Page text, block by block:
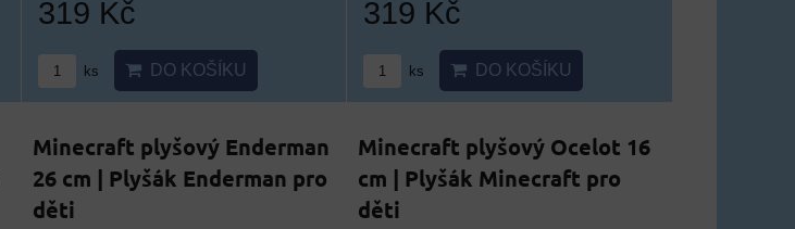
319 Kč
ks DO KOŠÍKU
319 Kč
ks DO KOŠÍKU
Minecraft plyšový Enderman
26 cm | Plyšák Enderman pro
děti
Minecraft plyšový Ocelot 16
cm | Plyšák Minecraft pro
děti